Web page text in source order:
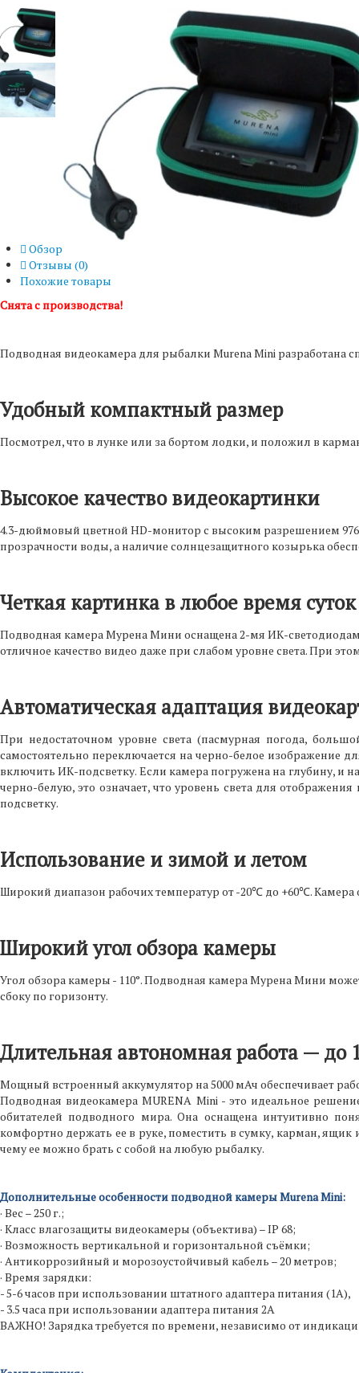
Обзор
Отзывы (0)
Похожие товары
Снята с производства!
Подводная видеокамера для рыбалки Murena Mini разработана
Удобный компактный размер
Посмотрел, что в лунке или за бортом лодки, и положил в
Высокое качество видеокартинки
4.3-дюймовый цветной HD-монитор с высоким разрешением
прозрачности воды, а наличие солнцезащитного козырька
Четкая картинка в любое время суток
Подводная камера Мурена Мини оснащена 2-мя ИК-
отличное качество видео даже при слабом уровне света. При
Автоматическая адаптация
При недостаточном уровне света (пасмурная погода,
самостоятельно переключается на черно-белое изображение
включить ИК-подсветку. Если камера погружена на глубину, и
черно-белую, это означает, что уровень света для
подсветку.
Использование и зимой и летом
Широкий диапазон рабочих температур от -20℃ до +60℃.
Широкий угол обзора камеры
Угол обзора камеры - 110°. Подводная камера Мурена Мини
сбоку по горизонту.
Длительная автономная работа — до
Мощный встроенный аккумулятор на 5000 мАч обеспечивает
Подводная видеокамера MURENA Mini - это идеальное
обитателей подводного мира. Она оснащена интуитивно
комфортно держать ее в руке, поместить в сумку, карман, ящик
чему ее можно брать с собой на любую рыбалку.
Дополнительные особенности подводной камеры Murena Mini:
· Вес – 250 г.;
· Класс влагозащиты видеокамеры (объектива) – IP 68;
· Возможность вертикальной и горизонтальной съёмки;
· Антикоррозийный и морозоустойчивый кабель – 20 метров;
· Время зарядки:
- 5-6 часов при использовании штатного адаптера питания (1А),
- 3.5 часа при использовании адаптера питания 2А
ВАЖНО! Зарядка требуется по времени, независимо от